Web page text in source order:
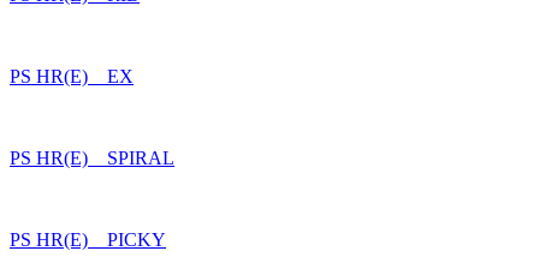
PS HR(E) EX
PS HR(E) SPIRAL
PS HR(E) PICKY